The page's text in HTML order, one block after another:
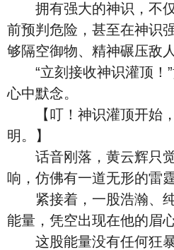
拥有强大的神识，不仅
前预判危险，甚至在神识
够隔空御物、精神碾压敌人
“立刻接收神识灌顶！”
心中默念。
【叮！神识灌顶开始，
明。】
话音刚落，黄云辉只觉
响，仿佛有一道无形的雷
紧接着，一股浩瀚、纯
能量，凭空出现在他的眉
这股能量没有任何狂暴